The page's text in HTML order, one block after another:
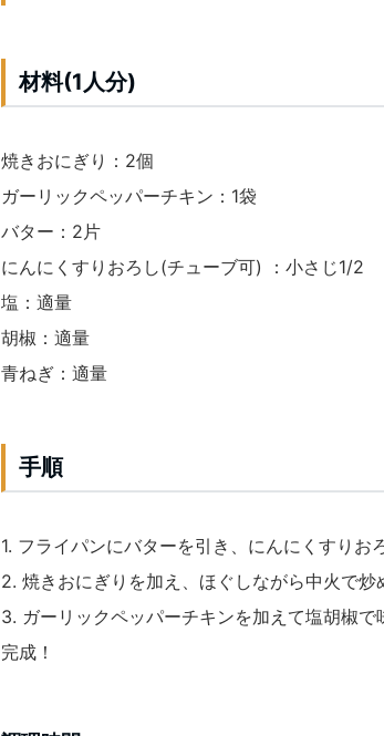
材料(1人分)
焼きおにぎり：2個
ガーリックペッパーチキン：1袋
バター：2片
にんにくすりおろし(チューブ可) ：小さじ1/2
塩：適量
胡椒：適量
青ねぎ：適量
手順
1. フライパンにバターを引き、にんにくすりお
2. 焼きおにぎりを加え、ほぐしながら中火で炒
3. ガーリックペッパーチキンを加えて塩胡椒
完成！